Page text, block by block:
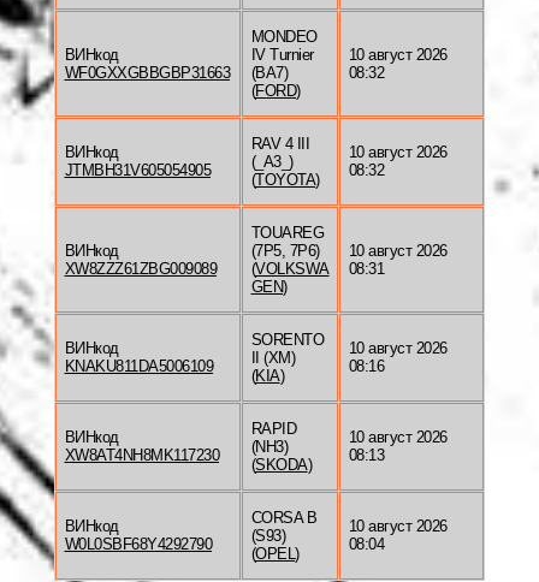
ВИНкод
WF0GXXGBBGBP31663
MONDEO
IV Turnier
(BA7)
(FORD)
10 август 2026
08:32
ВИНкод
JTMBH31V605054905
RAV 4 III
(_A3_)
(TOYOTA)
10 август 2026
08:32
ВИНкод
XW8ZZZ61ZBG009089
TOUAREG
(7P5, 7P6)
(VOLKSWA
GEN)
10 август 2026
08:31
ВИНкод
KNAKU811DA5006109
SORENTO
II (XM)
(KIA)
10 август 2026
08:16
ВИНкод
XW8AT4NH8MK117230
RAPID
(NH3)
(SKODA)
10 август 2026
08:13
ВИНкод
W0L0SBF68Y4292790
CORSA B
(S93)
(OPEL)
10 август 2026
08:04